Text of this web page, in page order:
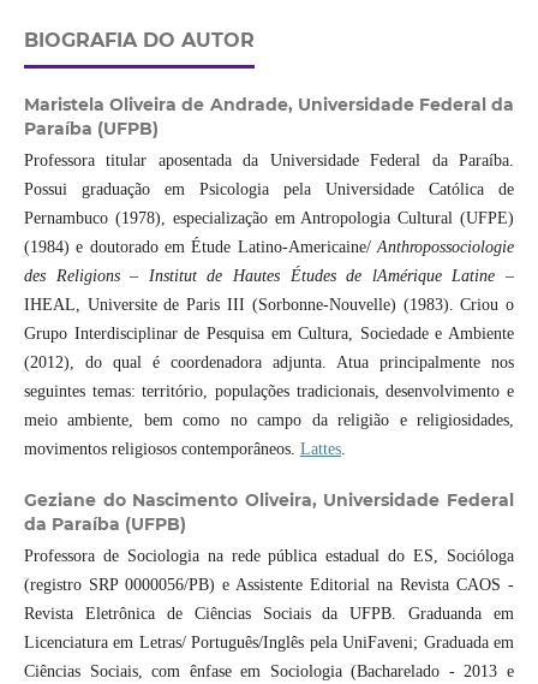
BIOGRAFIA DO AUTOR
Maristela Oliveira de Andrade, Universidade Federal da
Paraíba (UFPB)
Professora titular aposentada da Universidade Federal da Paraíba.
Possui graduação em Psicologia pela Universidade Católica de
Pernambuco (1978), especialização em Antropologia Cultural (UFPE)
(1984) e doutorado em Étude Latino-Americaine/Anthropossociologie
des Religions – Institut de Hautes Études de lAmérique Latine –
IHEAL, Universite de Paris III (Sorbonne-Nouvelle) (1983). Criou o
Grupo Interdisciplinar de Pesquisa em Cultura, Sociedade e Ambiente
(2012), do qual é coordenadora adjunta. Atua principalmente nos
seguintes temas: território, populações tradicionais, desenvolvimento e
meio ambiente, bem como no campo da religião e religiosidades,
movimentos religiosos contemporâneos. Lattes.
Geziane do Nascimento Oliveira, Universidade Federal
da Paraíba (UFPB)
Professora de Sociologia na rede pública estadual do ES, Socióloga
(registro SRP 0000056/PB) e Assistente Editorial na Revista CAOS -
Revista Eletrônica de Ciências Sociais da UFPB. Graduanda em
Licenciatura em Letras/ Português/Inglês pela UniFaveni; Graduada em
Ciências Sociais, com ênfase em Sociologia (Bacharelado - 2013 e